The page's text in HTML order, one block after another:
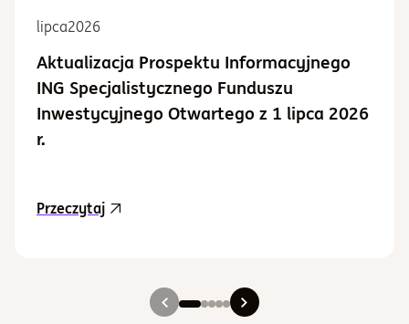
lipca2026
Aktualizacja Prospektu Informacyjnego
ING Specjalistycznego Funduszu
Inwestycyjnego Otwartego z 1 lipca 2026
r.
Przeczytajaktualność Aktualizacja Prospektu
Slajd 1
Slajd 2
Slajd 3
Slajd 4
Slajd 5